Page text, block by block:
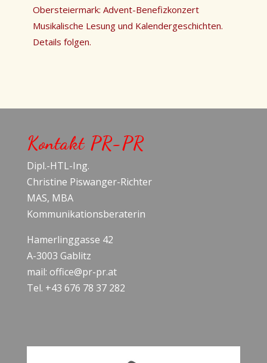
Obersteiermark: Advent-Benefizkonzert
Musikalische Lesung und Kalendergeschichten.
Details folgen.
Kontakt PR-PR
Dipl.-HTL-Ing.
Christine Piswanger-Richter
MAS, MBA
Kommunikationsberaterin
Hamerlinggasse 42
A-3003 Gablitz
mail: office@pr-pr.at
Tel. +43 676 78 37 282